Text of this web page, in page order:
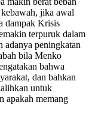
jika awal
dampak Krisis
terpuruk dalam
adanya peningkatan
bila Menko
bahwa
dan bahkan
untuk
apakah memang